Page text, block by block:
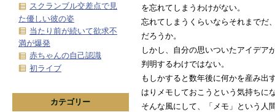
を忘れてしまうわけがない。
忘れてしまうくらいならそれまでだ
だろうか。
しかし、自分の思いついたアイデア
判明するわけではない。
もしかすると数年後に何かを産み出
はりメモしておこうという気持ちに
そんな風にして、「メモ」という人
スクランブル交差点で見
た優しい彼の姿
当たり前が続いて欲求不
満が爆発
赤ちゃんの自己認識
初ライブ
カテゴリー